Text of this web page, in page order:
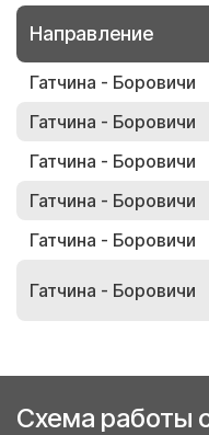
Направление
Гатчина - Боровичи
Гатчина - Боровичи
Гатчина - Боровичи
Гатчина - Боровичи
Гатчина - Боровичи
Гатчина - Боровичи
Схема работы